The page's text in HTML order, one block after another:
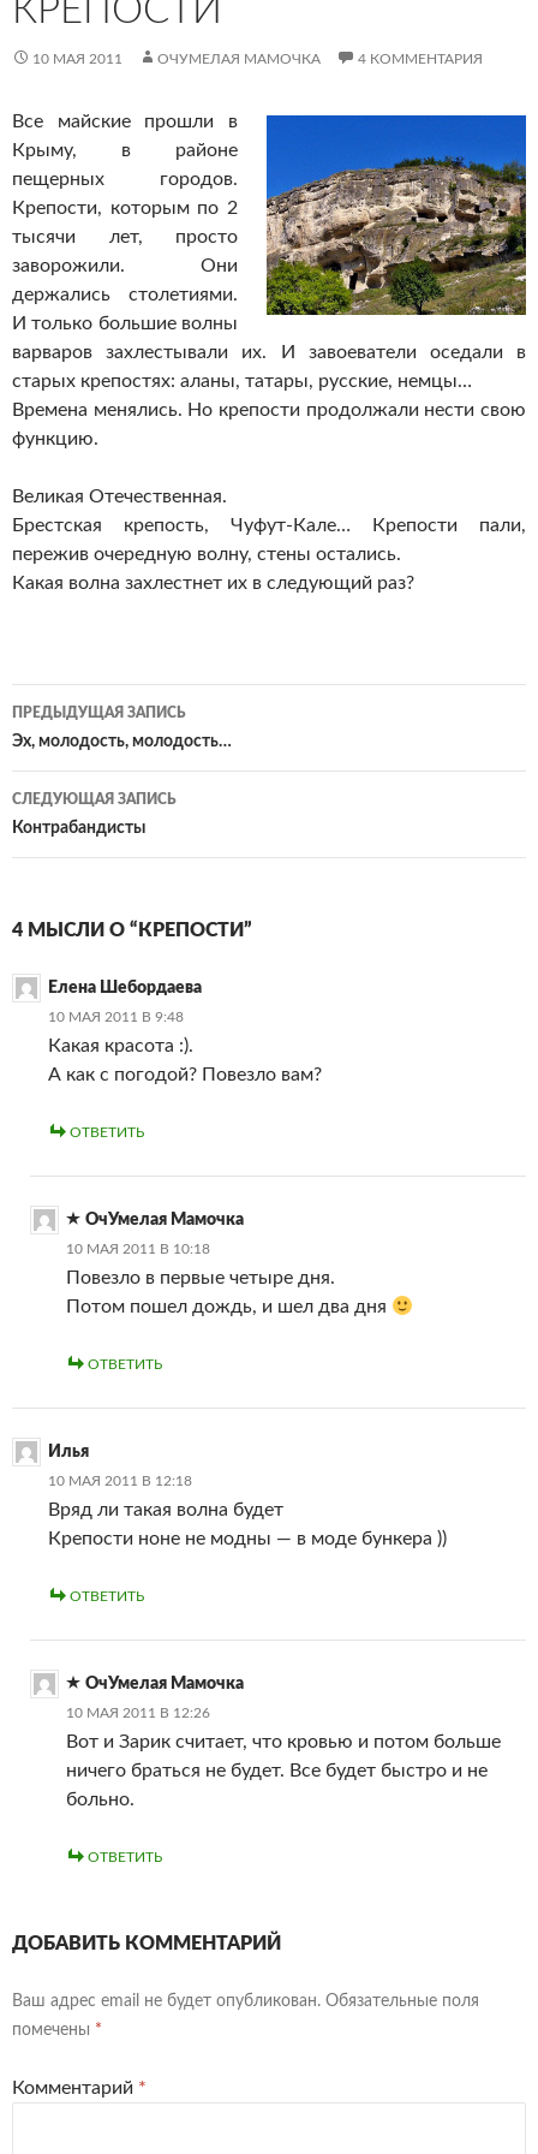
КРЕПОСТИ
10 МАЯ 2011 ОЧУМЕЛАЯ МАМОЧКА 4 КОММЕНТАРИЯ
Все майские прошли в
Крыму, в районе
пещерных городов.
Крепости, которым по 2
тысячи лет, просто
заворожили. Они
держались столетиями.
И только большие волны
варваров захлестывали их. И завоеватели оседали в
старых крепостях: аланы, татары, русские, немцы…
Времена менялись. Но крепости продолжали нести свою
функцию.
Великая Отечественная.
Брестская крепость, Чуфут-Кале… Крепости пали,
пережив очередную волну, стены остались.
Какая волна захлестнет их в следующий раз?
Навигация
по
записям
ПРЕДЫДУЩАЯ ЗАПИСЬ
Эх, молодость, молодость…
СЛЕДУЮЩАЯ ЗАПИСЬ
Контрабандисты
4 МЫСЛИ О “КРЕПОСТИ”
Елена Шебордаева
10 МАЯ 2011 В 9:48
Какая красота :).
А как с погодой? Повезло вам?
ОТВЕТИТЬ
ОчУмелая Мамочка
10 МАЯ 2011 В 10:18
Повезло в первые четыре дня.
Потом пошел дождь, и шел два дня
ОТВЕТИТЬ
Илья
10 МАЯ 2011 В 12:18
Вряд ли такая волна будет
Крепости ноне не модны — в моде бункера ))
ОТВЕТИТЬ
ОчУмелая Мамочка
10 МАЯ 2011 В 12:26
Вот и Зарик считает, что кровью и потом больше
ничего браться не будет. Все будет быстро и не
больно.
ОТВЕТИТЬ
ДОБАВИТЬ КОММЕНТАРИЙ
Ваш адрес email не будет опубликован. Обязательные поля
помечены *
Комментарий *